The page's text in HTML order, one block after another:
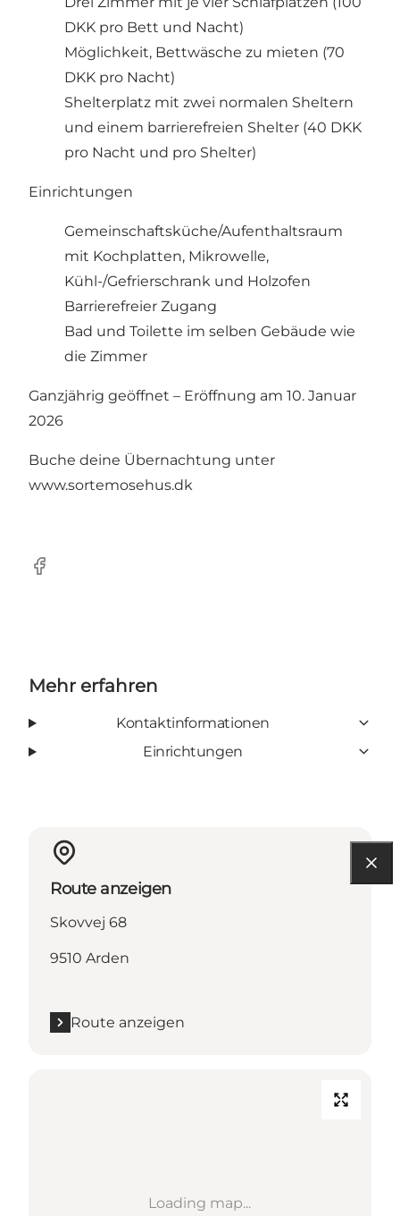
DKK pro Bett und Nacht)
Möglichkeit, Bettwäsche zu mieten (70
DKK pro Nacht)
Shelterplatz mit zwei normalen Sheltern
und einem barrierefreien Shelter (40 DKK
pro Nacht und pro Shelter)
Einrichtungen
Gemeinschaftsküche/Aufenthaltsraum
mit Kochplatten, Mikrowelle,
Kühl-/Gefrierschrank und Holzofen
Barrierefreier Zugang
Bad und Toilette im selben Gebäude wie
die Zimmer
Ganzjährig geöffnet – Eröffnung am 10. Januar
2026
Buche deine Übernachtung unter
www.sortemosehus.dk
Facebook
Mehr erfahren
Kontaktinformationen
Einrichtungen
Route anzeigen
Skovvej 68
9510 Arden
Route anzeigen
Loading map...